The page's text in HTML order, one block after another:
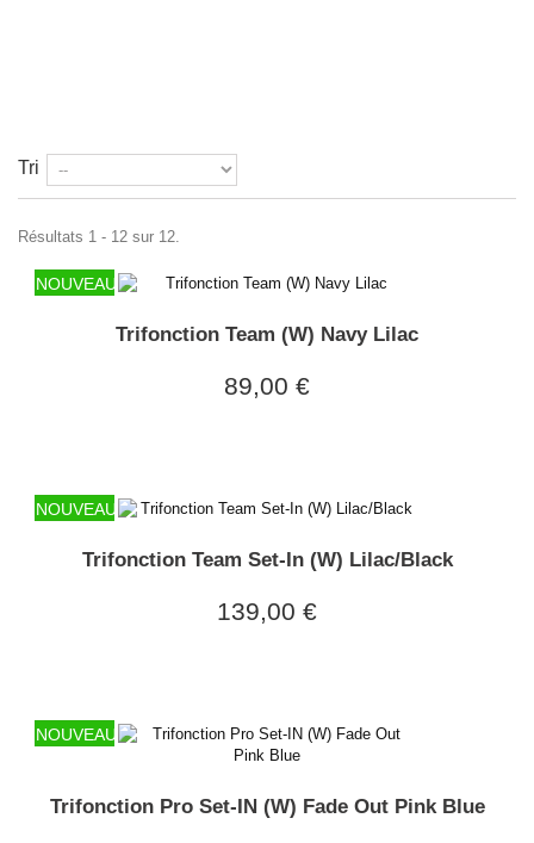
Tri
Résultats 1 - 12 sur 12.
NOUVEAU
Trifonction Team (W) Navy Lilac
89,00 €
NOUVEAU
Trifonction Team Set-In (W) Lilac/Black
139,00 €
NOUVEAU
Trifonction Pro Set-IN (W) Fade Out Pink Blue